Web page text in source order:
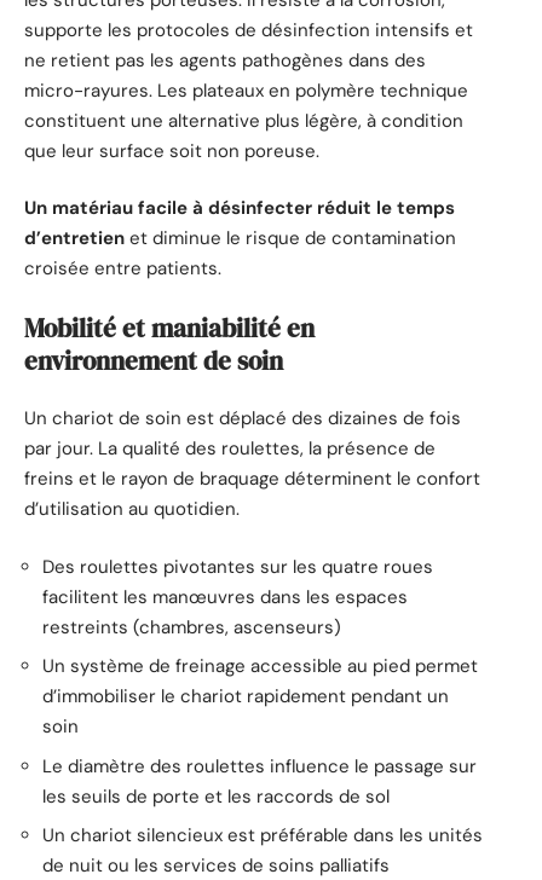
supporte les protocoles de désinfection intensifs et
ne retient pas les agents pathogènes dans des
micro-rayures. Les plateaux en polymère technique
constituent une alternative plus légère, à condition
que leur surface soit non poreuse.
Un matériau facile à désinfecter réduit le temps
d’entretien et diminue le risque de contamination
croisée entre patients.
Mobilité et maniabilité en
environnement de soin
Un chariot de soin est déplacé des dizaines de fois
par jour. La qualité des roulettes, la présence de
freins et le rayon de braquage déterminent le confort
d’utilisation au quotidien.
Des roulettes pivotantes sur les quatre roues
facilitent les manœuvres dans les espaces
restreints (chambres, ascenseurs)
Un système de freinage accessible au pied permet
d’immobiliser le chariot rapidement pendant un
soin
Le diamètre des roulettes influence le passage sur
les seuils de porte et les raccords de sol
Un chariot silencieux est préférable dans les unités
de nuit ou les services de soins palliatifs